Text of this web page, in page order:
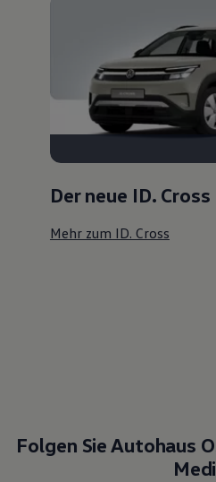
Der neue ID. Cross
Mehr zum ID. Cross
Folgen Sie Autohaus